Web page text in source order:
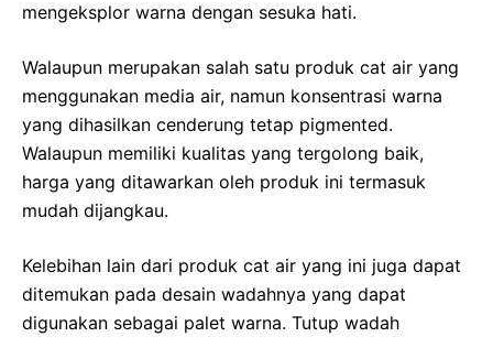
mengeksplor warna dengan sesuka hati.
Walaupun merupakan salah satu produk cat air yang
menggunakan media air, namun konsentrasi warna
yang dihasilkan cenderung tetap pigmented.
Walaupun memiliki kualitas yang tergolong baik,
harga yang ditawarkan oleh produk ini termasuk
mudah dijangkau.
Kelebihan lain dari produk cat air yang ini juga dapat
ditemukan pada desain wadahnya yang dapat
digunakan sebagai palet warna. Tutup wadah